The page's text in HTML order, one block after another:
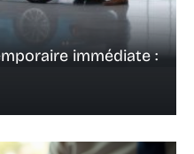
immédiate :